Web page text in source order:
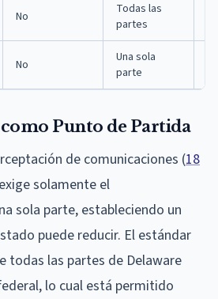
No
Todas las
partes
No
Una sola
parte
Punto de Partida
de comunicaciones (18
solamente el
sola parte, estableciendo un
puede reducir. El estándar
todas las partes de Delaware
lo cual está permitido